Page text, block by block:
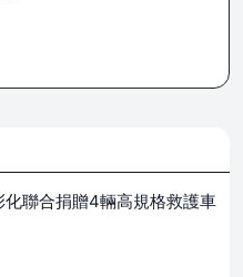
聯合捐贈4輛高規格救護車